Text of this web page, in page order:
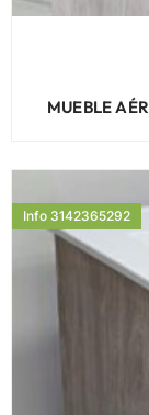
MUEBLE
Info 3142365292